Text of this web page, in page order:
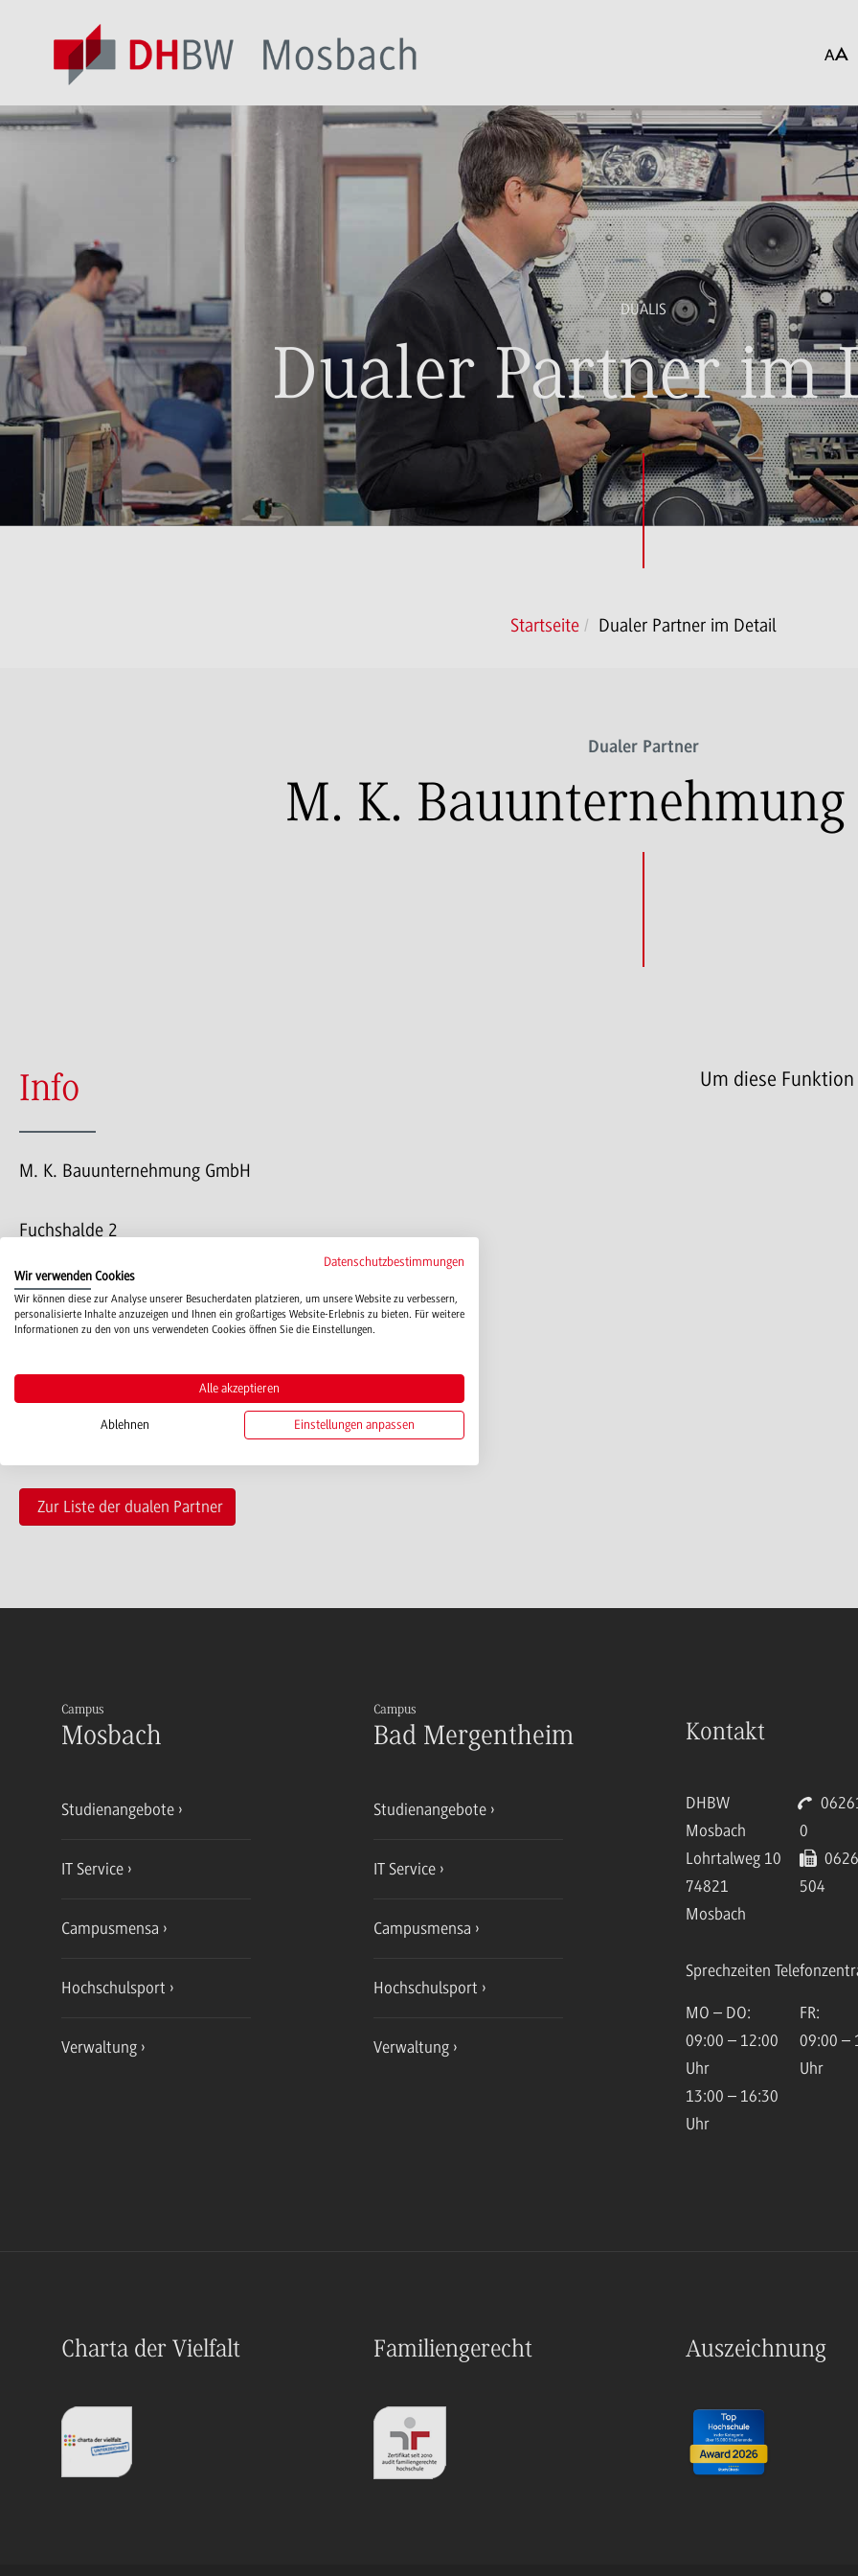
DUALIS
Dualer Partner im
Startseite Dualer Partner im Detail
Dualer Partner
M. K. Bauunternehmung
Info
M. K. Bauunternehmung GmbH
Fuchshalde 2
m.k.bau[at]t-online.de
Um diese
Zur Liste der dualen Partner
Campus
Mosbach
Studienangebote
IT Service
Campusmensa
Hochschulsport
Verwaltung
Campus
Bad Mergentheim
Studienangebote
IT Service
Campusmensa
Hochschulsport
Verwaltung
Kontakt
DHBW
Mosbach
Lohrtalweg 10
74821
Mosbach
0
504
Sprechzeiten
MO – DO:
09:00 – 12:00
Uhr
13:00 – 16:30
Uhr
FR:
09:00 –
Uhr
Charta der Vielfalt Familiengerecht Auszeichnung
Datenschutzbestimmungen
Wir verwenden Cookies
Wir können diese zur Analyse unserer Besucherdaten platzieren, um unsere Website zu verbessern,
personalisierte Inhalte anzuzeigen und Ihnen ein großartiges Website-Erlebnis zu bieten. Für weitere
Informationen zu den von uns verwendeten Cookies öffnen Sie die Einstellungen.
Alle akzeptieren
Ablehnen Einstellungen anpassen